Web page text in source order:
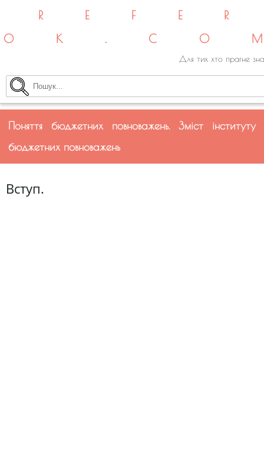
Для тих хто прагне
Поняття бюджетних повноважень. Зміст інституту
бюджетних повноважень
Вступ.